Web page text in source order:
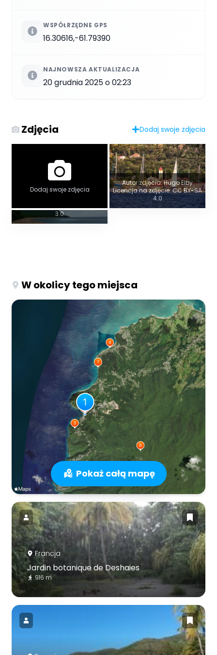
WSPÓŁRZĘDNE GPS
16.30616,-61.79390
NAJNOWSZA AKTUALIZACJA
20 grudnia 2025 o 02:23
Zdjęcia Dodaj swoje zdjęcia
Dodaj swoje zdjęcia
Autor zdjęcia: Hugo Elby
Licencja na zdjęcie: CC BY-SA
4.0
Widok panoramiczny
3.0
W okolicy tego miejsca
Pokaż całą mapę
Francja
Jardin botanique de Deshaies
916 m